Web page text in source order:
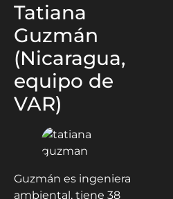
Tatiana
Guzmán
(Nicaragua,
equipo de
VAR)
Guzmán es ingeniera
ambiental, tiene 38